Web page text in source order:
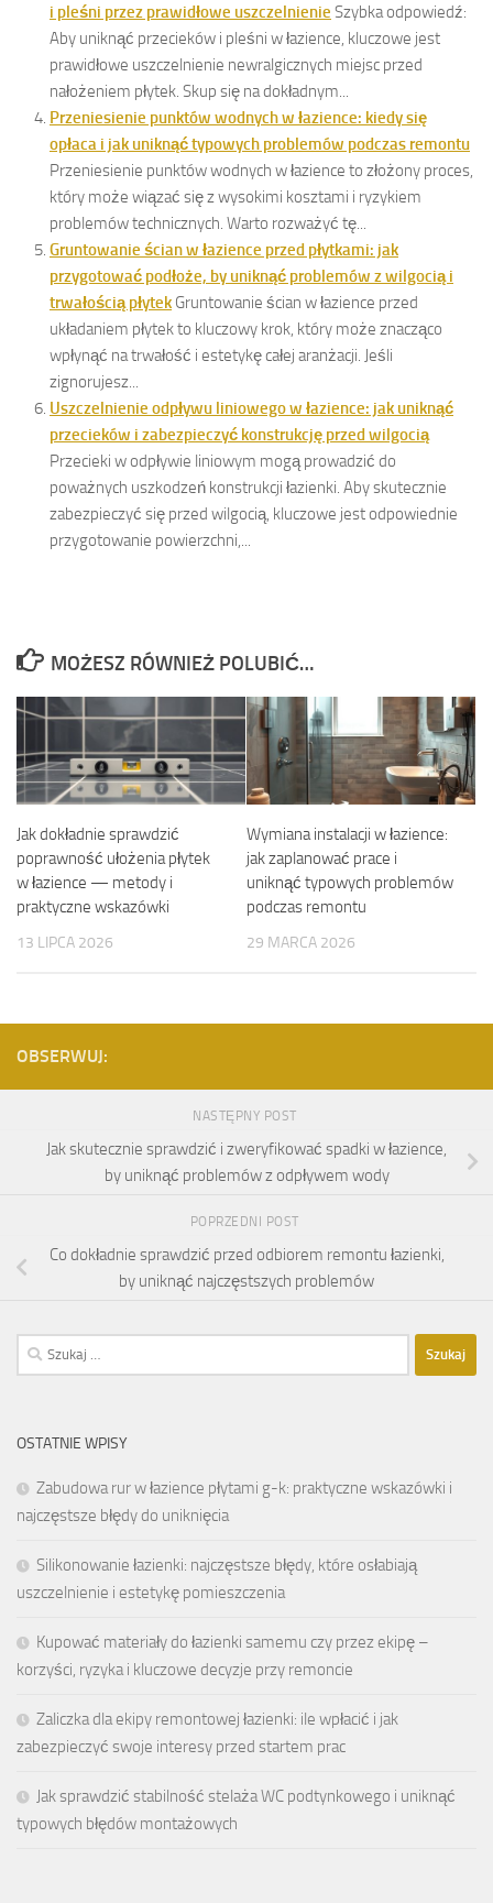
i pleśni przez prawidłowe uszczelnienie Szybka odpowiedź:
Aby uniknąć przecieków i pleśni w łazience, kluczowe jest
prawidłowe uszczelnienie newralgicznych miejsc przed
nałożeniem płytek. Skup się na dokładnym...
Przeniesienie punktów wodnych w łazience: kiedy się
opłaca i jak uniknąć typowych problemów podczas remontu
Przeniesienie punktów wodnych w łazience to złożony proces,
który może wiązać się z wysokimi kosztami i ryzykiem
problemów technicznych. Warto rozważyć tę...
Gruntowanie ścian w łazience przed płytkami: jak
przygotować podłoże, by uniknąć problemów z wilgocią i
trwałością płytek Gruntowanie ścian w łazience przed
układaniem płytek to kluczowy krok, który może znacząco
wpłynąć na trwałość i estetykę całej aranżacji. Jeśli
zignorujesz...
Uszczelnienie odpływu liniowego w łazience: jak uniknąć
przecieków i zabezpieczyć konstrukcję przed wilgocią
Przecieki w odpływie liniowym mogą prowadzić do
poważnych uszkodzeń konstrukcji łazienki. Aby skutecznie
zabezpieczyć się przed wilgocią, kluczowe jest odpowiednie
przygotowanie powierzchni,...
MOŻESZ RÓWNIEŻ POLUBIĆ…
Jak dokładnie sprawdzić
poprawność ułożenia płytek
w łazience — metody i
praktyczne wskazówki
13 LIPCA 2026
Wymiana instalacji w łazience:
jak zaplanować prace i
uniknąć typowych problemów
podczas remontu
29 MARCA 2026
OBSERWUJ:
NASTĘPNY POST
Jak skutecznie sprawdzić i zweryfikować spadki w łazience,
by uniknąć problemów z odpływem wody
POPRZEDNI POST
Co dokładnie sprawdzić przed odbiorem remontu łazienki,
by uniknąć najczęstszych problemów
Szukaj:
OSTATNIE WPISY
Zabudowa rur w łazience płytami g-k: praktyczne wskazówki i
najczęstsze błędy do uniknięcia
Silikonowanie łazienki: najczęstsze błędy, które osłabiają
uszczelnienie i estetykę pomieszczenia
Kupować materiały do łazienki samemu czy przez ekipę –
korzyści, ryzyka i kluczowe decyzje przy remoncie
Zaliczka dla ekipy remontowej łazienki: ile wpłacić i jak
zabezpieczyć swoje interesy przed startem prac
Jak sprawdzić stabilność stelaża WC podtynkowego i uniknąć
typowych błędów montażowych